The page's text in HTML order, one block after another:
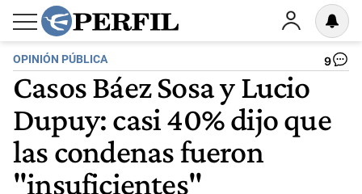
OPINIÓN PÚBLICA 9
Casos Báez Sosa y Lucio
Dupuy: casi 40% dijo que
las condenas fueron
"insuficientes"